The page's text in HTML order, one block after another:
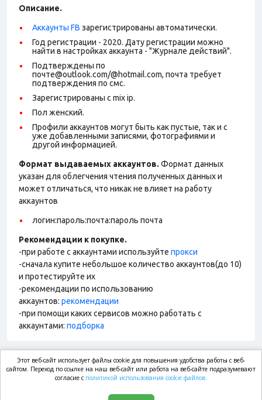
Описание.
Аккаунты FB зарегистрированы автоматически.
Год регистрации - 2020. Дату регистрации можно
найти в настройках аккаунта - "Журнале действий".
Подтверждены по
почте@outlook.com/@hotmail.com, почта требует
подтверждения по смс.
Зарегистрированы с mix ip.
Пол женский.
Профили аккаунтов могут быть как пустые, так и с
уже добавленными записями, фотографиями и
другой информацией.
Формат выдаваемых аккаунтов. Формат данных
указан для облегчения чтения полученных данных и
может отличаться, что никак не влияет на работу
аккаунтов
логин:пароль:почта:пароль почта
Рекомендации к покупке.
-при работе с аккаунтами используйте прокси
-сначала купите небольшое количество аккаунтов(до 10)
и протестируйте их
-рекомендации по использованию
аккаунтов: рекомендации
-при помощи каких сервисов можно работать с
аккаунтами: подборка
market.com
Этот веб-сайт использует файлы cookie для повышения удобства работы с веб-
сайтом. Переход по ссылке на наш веб-сайт или работа на веб-сайте подразумевают
согласие с политикой использования cookie файлов.